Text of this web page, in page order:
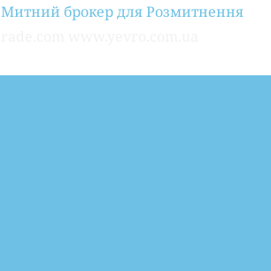
Митний брокер для Розмитнення